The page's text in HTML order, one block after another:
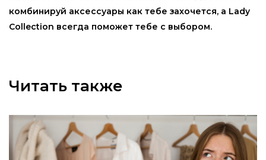
комбинируй аксессуары как тебе захочется, а Lady
Collection всегда поможет тебе с выбором.
Читать также